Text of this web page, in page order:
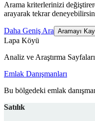
Arama kriterlerinizi
arayarak tekrar
Daha Geniş Ara Aramayı
Lapa Köyü
Analiz ve Araştırma Sayfaları
Emlak Danışmanları
Bu bölgedeki emlak
Satılık